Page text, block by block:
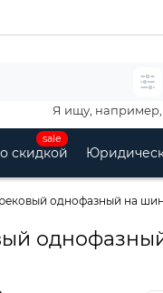
Я ищу, например,
sale
скидкой
однофазный на